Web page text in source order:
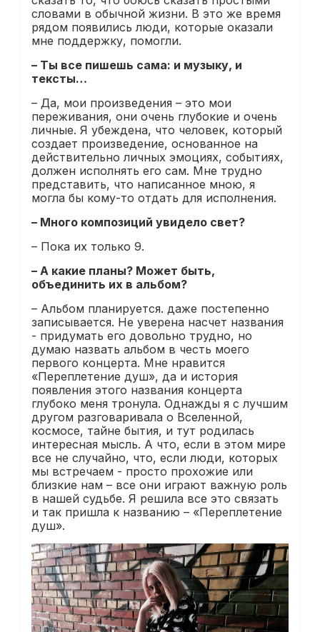
словами в обычной жизни. В это же время
рядом появились люди, которые оказали
мне поддержку, помогли.
– Ты все пишешь сама: и музыку, и
тексты…
– Да, мои произведения – это мои
переживания, они очень глубокие и очень
личные. Я убеждена, что человек, который
создает произведение, основанное на
действительно личных эмоциях, событиях,
должен исполнять его сам. Мне трудно
представить, что написанное мною, я
могла бы кому-то отдать для исполнения.
– Много композиций увидело свет?
– Пока их только 9.
– А какие планы? Может быть,
объединить их в альбом?
– Альбом планируется. даже постепенно
записывается. Не уверена насчет названия
- придумать его довольно трудно, но
думаю назвать альбом в честь моего
первого концерта. Мне нравится
«Переплетение душ», да и история
появления этого названия концерта
глубоко меня тронула. Однажды я с лучшим
другом разговаривала о Вселенной,
космосе, тайне бытия, и тут родилась
интересная мысль. А что, если в этом мире
все не случайно, что, если люди, которых
мы встречаем - просто прохожие или
близкие нам – все они играют важную роль
в нашей судьбе. Я решила все это связать
и так пришла к названию – «Переплетение
душ».